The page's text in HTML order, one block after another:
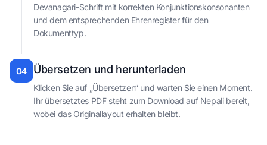
Devanagari-Schrift mit korrekten Konjunktionskonsonanten
und dem entsprechenden Ehrenregister für den
Dokumenttyp.
04 Übersetzen und herunterladen
Klicken Sie auf „Übersetzen“ und warten Sie einen Moment.
Ihr übersetztes PDF steht zum Download auf Nepali bereit,
wobei das Originallayout erhalten bleibt.